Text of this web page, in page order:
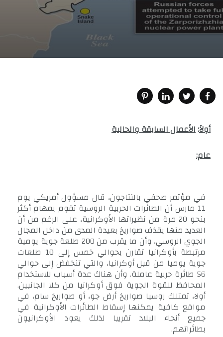
أولاً:الأعمال السابقة والحالية
عام:
في مؤتمر صحفي بالنتاجون، قال مسؤول أمريكي يوم
11 مارس أن الطائرات الحربية الروسية تقوم بمهام أكثر
بنحو 20 مرة من نظيراتها الأوكرانية، على الرغم من أن
العديد منها يقذف صواريخ بعيدة المدى من داخل المجال
الجوي الروسي، وأن ما يقرب من 200 طلعة جوية يومية
مرتبطة بأوكرانيا تقارن بحوالي خمس إلى 10 طلعات
جوية يوميا من قبل أوكرانيا، والتي تنخفض إلى حوالي
56 طائرة حربية عاملة. وأن هناك عدة أسباب للاستخدام
المحافظ للقوة الجوية فوق أوكرانيا من كلا الجانبين.
أولا، تمتلك روسيا صواريخ أرض جو، أو صواريخ سام، في
مواقع كافية يمكنها إسقاط الطائرات الأوكرانية في
جميع أنحاء البلاد تقريبا لذلك يعود الأوكرانيون
بطائراتهم.